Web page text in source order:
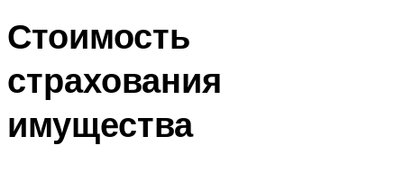
Стоимость
страхования
имущества